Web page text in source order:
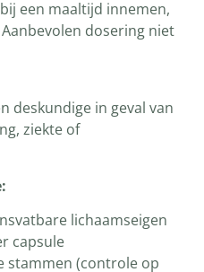
een maaltijd innemen,
dosering niet
deskundige in geval van
ziekte of
lichaamseigen
capsule
stammen (controle op